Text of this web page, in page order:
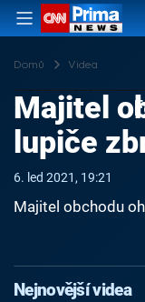
Domů Videa
Majitel
lupiče
6. led 2021, 19:21
Majitel obchodu
Nejnovější videa